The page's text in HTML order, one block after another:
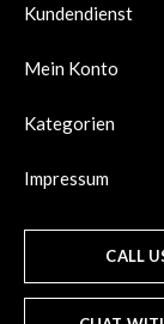
Kundendienst
Mein Konto
Kategorien
Impressum
CALL